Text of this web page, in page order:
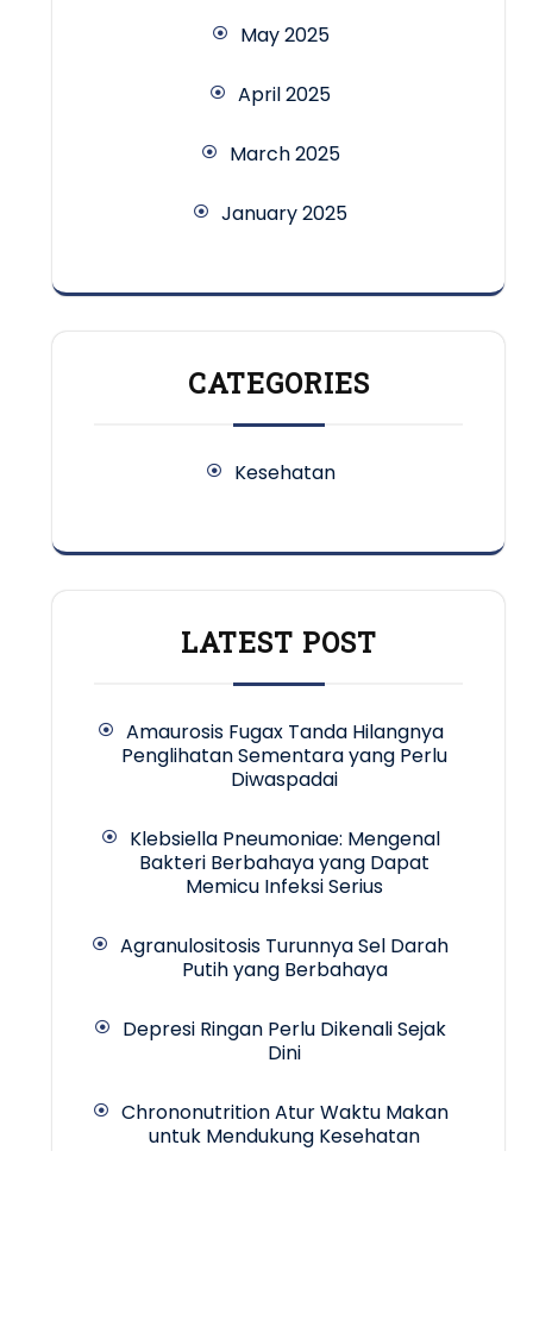
May 2025
April 2025
March 2025
January 2025
CATEGORIES
Kesehatan
LATEST POST
Amaurosis Fugax Tanda Hilangnya
Penglihatan Sementara yang Perlu
Diwaspadai
Klebsiella Pneumoniae: Mengenal
Bakteri Berbahaya yang Dapat
Memicu Infeksi Serius
Agranulositosis Turunnya Sel Darah
Putih yang Berbahaya
Depresi Ringan Perlu Dikenali Sejak
Dini
Chrononutrition Atur Waktu Makan
untuk Mendukung Kesehatan